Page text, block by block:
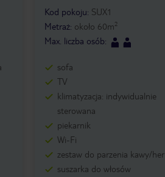
Kod pokoju: SUX1
Metraż: około 60m2
Max. liczba osób:
sofa
TV
klimatyzacja: indywidualnie
sterowana
piekarnik
Wi-Fi
zestaw do parzenia kawy/
suszarka do włosów